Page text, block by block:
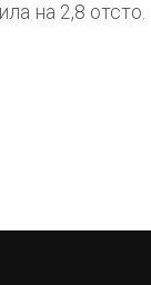
на 2,8 отсто.